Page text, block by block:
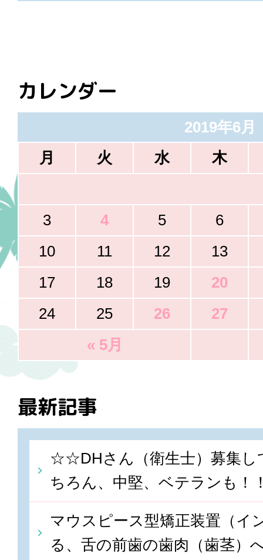
カレンダー
2019年6月
月
火 水 木
« 5月
3 4 5
6
10
11 12
13
17
18 19
20
24
25 26 27
最新記事
☆☆DHさん（衛生士）募集し
ちろん、中堅、ベテランも！
マウスピース型矯正装置（イ
る、舌の前歯の歯肉（歯茎）